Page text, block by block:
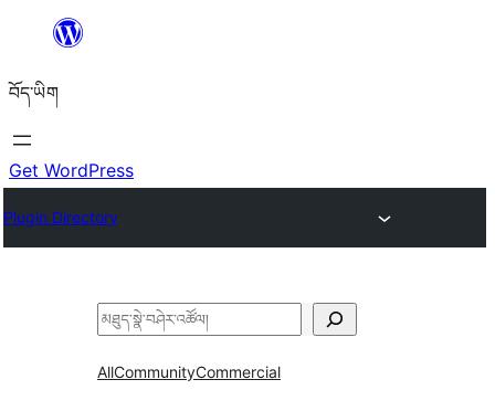
content
བོད་ཡིག
Get WordPress
Plugin Directory
བཤེར་
AllCommunityCommercial